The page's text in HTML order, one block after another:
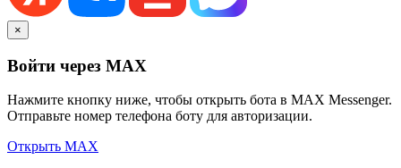
×
Войти через MAX
Нажмите кнопку ниже, чтобы открыть бота в MAX Messenger.
Отправьте номер телефона боту для авторизации.
Открыть MAX